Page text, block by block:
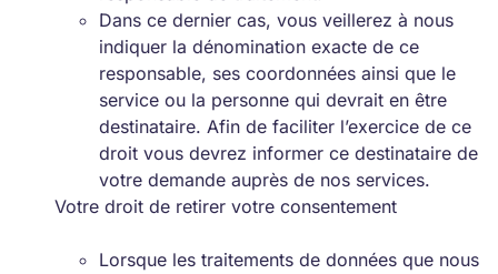
Dans ce dernier cas, vous veillerez à nous
indiquer la dénomination exacte de ce
responsable, ses coordonnées ainsi que le
service ou la personne qui devrait en être
destinataire. Afin de faciliter l’exercice de ce
droit vous devrez informer ce destinataire de
votre demande auprès de nos services.
Votre droit de retirer votre consentement
Lorsque les traitements de données que nous